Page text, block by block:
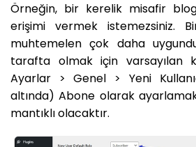
Örneğin, bir kerelik misafir
erişimi vermek istemezsiniz.
muhtemelen çok daha
tarafta olmak için varsayılan
Ayarlar > Genel > Yeni
altında) Abone olarak
mantıklı olacaktır.